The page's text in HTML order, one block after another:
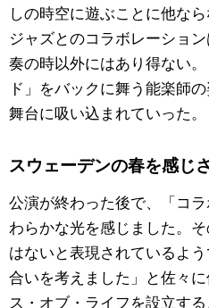
しの時空に遊ぶことに他な
ジャズとのコラボレーショ
奏の時以外にはあり得ない
ド」をバックに舞う能楽師
舞台に吸い込まれていった。
スウェーデンの春を感じ
公演が終わった後で、「コ
わらかな光を感じました。
はないと表現されているよ
合いを考えました」と佐々
ス・オブ・ライフを設立す